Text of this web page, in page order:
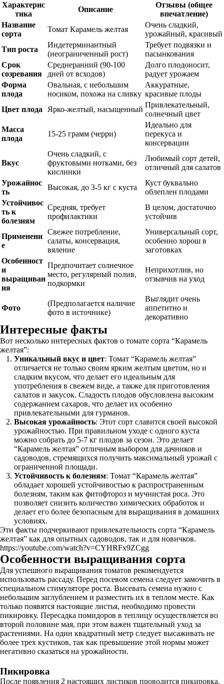
Характерис
тика
Описание
Отзывы (общее
впечатление)
Название
сорта
Томат Карамель желтая
Очень сладкий,
урожайный, красивый
Тип роста
Индетерминантный
(неограниченный рост)
Требует подвязки и
пасынкования
Срок
созревания
Среднеранний (90-100
дней от всходов)
Долго плодоносит,
радует урожаем
Форма
плода
Овальная, с небольшим
носиком, похожа на сливку
Аккуратные,
красивые плоды
Цвет плода
Ярко-желтый, насыщенный
Привлекательный,
солнечный цвет
Масса
плода
15-25 грамм (черри)
Идеально для
перекуса и
консервации
Вкус
Очень сладкий, с
фруктовыми нотками, без
кислинки
Любимый сорт детей,
отличный для салатов
Урожайнос
ть
Высокая, до 3-5 кг с куста
Куст буквально
облеплен плодами
Устойчивос
ть к
болезням
Средняя, требует
профилактики
В целом, достаточно
устойчив
Применени
е
Свежее потребление,
салаты, консервация,
вяление
Универсальный сорт,
особенно хорош в
заготовках
Особенност
и
выращиван
ия
Предпочитает солнечное
место, регулярный полив,
подкормки
Неприхотлив, но
отзывчив на уход
Фото
(Предполагается наличие
фото в источнике)
Выглядит очень
аппетитно и
декоративно
Интересные факты
Вот несколько интересных фактов о томате сорта “Карамель
желтая”:
Уникальный вкус и цвет: Томат “Карамель желтая”
отличается не только своим ярким желтым цветом, но и
сладким вкусом, что делает его идеальным для
употребления в свежем виде, а также для приготовления
салатов и закусок. Сладость плодов обусловлена высоким
содержанием сахаров, что делает их особенно
привлекательными для гурманов.
Высокая урожайность: Этот сорт славится своей высокой
урожайностью. При правильном уходе с одного куста
можно собрать до 5-7 кг плодов за сезон. Это делает
“Карамель желтая” отличным выбором для дачников и
садоводов, стремящихся получить максимальный урожай с
ограниченной площади.
Устойчивость к болезням: Томат “Карамель желтая”
обладает хорошей устойчивостью к распространенным
болезням, таким как фитофтороз и мучнистая роса. Это
позволяет снизить количество химических обработок и
делает его более безопасным для выращивания в домашних
условиях.
Эти факты подчеркивают привлекательность сорта “Карамель
желтая” как для опытных садоводов, так и для новичков.
https://youtube.com/watch?v=CYHRFx9ZCgg
Особенности выращивания сорта
Для успешного выращивания томатов рекомендуется
использовать рассаду. Перед посевом семена следует замочить в
специальном стимуляторе роста. Высевать семена нужно с
небольшим заглублением и разместить их в теплом месте. Как
только появятся настоящие листья, необходимо провести
пикировку. Пересадка помидоров в теплицу осуществляется во
второй половине мая, при этом важен тщательный уход за
растениями. На один квадратный метр следует высаживать не
более трех кустиков, так как превышение этой нормы может
негативно сказаться на урожайности.
Пикировка
После появления 2 настоящих листиков проводится пикировка.